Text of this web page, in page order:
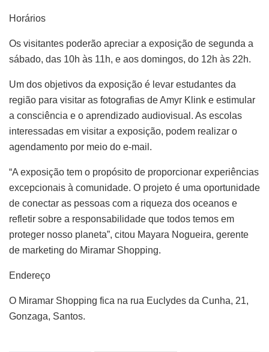
Horários
Os visitantes poderão apreciar a exposição de segunda a
sábado, das 10h às 11h, e aos domingos, do 12h às 22h.
Um dos objetivos da exposição é levar estudantes da
região para visitar as fotografias de Amyr Klink e estimular
a consciência e o aprendizado audiovisual. As escolas
interessadas em visitar a exposição, podem realizar o
agendamento por meio do e-mail.
“A exposição tem o propósito de proporcionar experiências
excepcionais à comunidade. O projeto é uma oportunidade
de conectar as pessoas com a riqueza dos oceanos e
refletir sobre a responsabilidade que todos temos em
proteger nosso planeta”, citou Mayara Nogueira, gerente
de marketing do Miramar Shopping.
Endereço
O Miramar Shopping fica na rua Euclydes da Cunha, 21,
Gonzaga, Santos.